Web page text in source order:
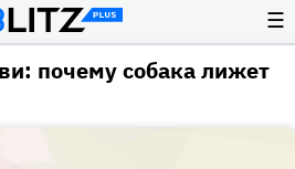
☰
почему собака лижет